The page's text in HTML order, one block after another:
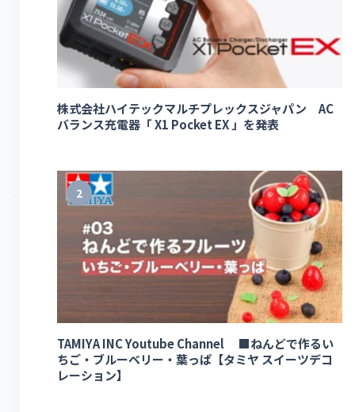
株式会社ハイテックマルチプレックスジャパン AC
バランス充電器「 X1 Pocket EX 」を発表
2
TAMIYA INC Youtube Channel ■ねんどで作るい
ちご・ブルーベリー・葉っぱ【タミヤ スイーツデコ
レーション】